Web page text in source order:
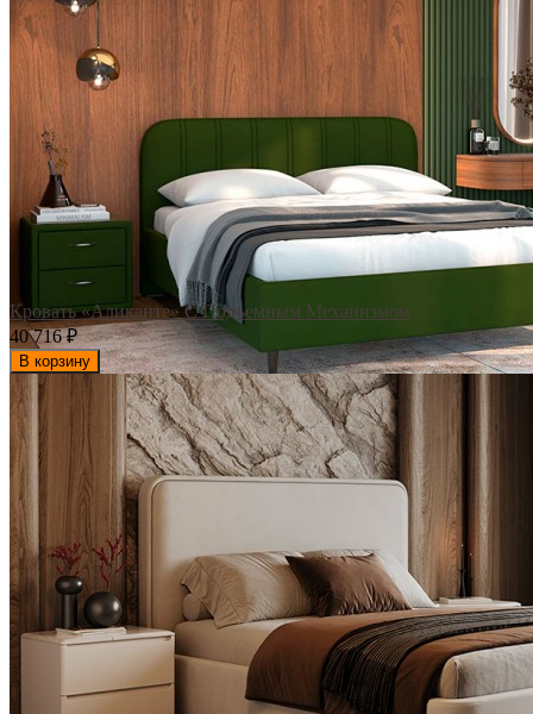
Кровать «Аликанте» С Подъемным Механизмом
40 716₽
В корзину